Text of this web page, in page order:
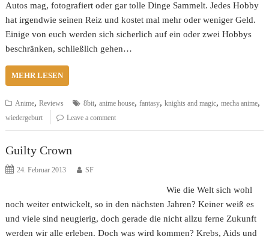
Autos mag, fotografiert oder gar tolle Dinge Sammelt. Jedes Hobby
hat irgendwie seinen Reiz und kostet mal mehr oder weniger Geld.
Einige von euch werden sich sicherlich auf ein oder zwei Hobbys
beschränken, schließlich gehen…
MEHR LESEN
Anime,Reviews 8bit,anime house,fantasy,knights and magic,mecha anime,
wiedergeburt Leave a comment
Guilty Crown
24. Februar 2013 SF
Wie die Welt sich wohl
noch weiter entwickelt, so in den nächsten Jahren? Keiner weiß es
und viele sind neugierig, doch gerade die nicht allzu ferne Zukunft
werden wir alle erleben. Doch was wird kommen? Krebs, Aids und